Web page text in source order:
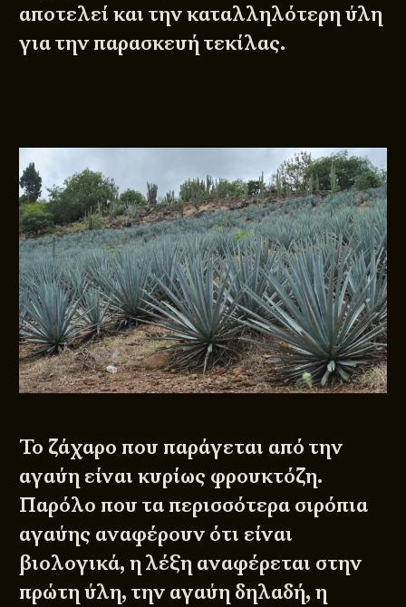
αποτελεί και την καταλληλότερη ύλη
για την παρασκευή τεκίλας.
Το ζάχαρο που παράγεται από την
αγαύη είναι κυρίως φρουκτόζη.
Παρόλο που τα περισσότερα σιρόπια
αγαύης αναφέρουν ότι είναι
βιολογικά, η λέξη αναφέρεται στην
πρώτη ύλη, την αγαύη δηλαδή, η